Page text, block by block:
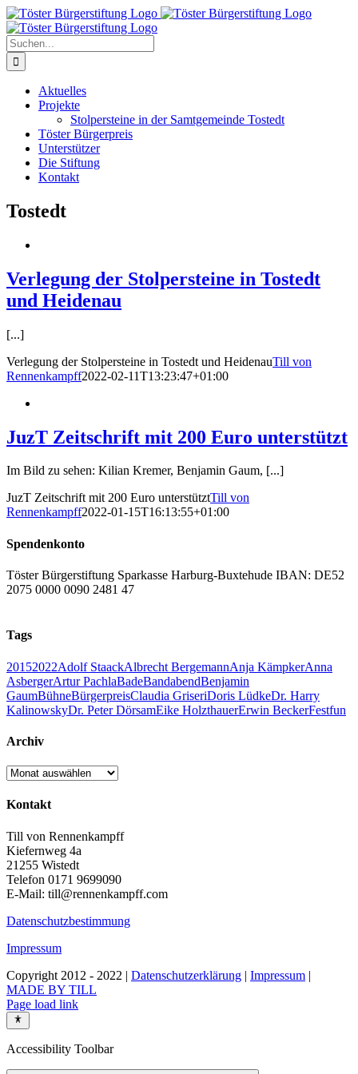
Zum
Inhalt
springen
Suche
nach:
Aktuelles
Projekte
Stolpersteine in der Samtgemeinde Tostedt
Töster Bürgerpreis
Unterstützer
Die Stiftung
Kontakt
Tostedt
Verlegung der Stolpersteine in Tostedt
und Heidenau
[...]
Verlegung der Stolpersteine in Tostedt und HeidenauTill von
Rennenkampff2022-02-11T13:23:47+01:00
JuzT Zeitschrift mit 200 Euro unterstützt
Im Bild zu sehen: Kilian Kremer, Benjamin Gaum, [...]
JuzT Zeitschrift mit 200 Euro unterstütztTill von
Rennenkampff2022-01-15T16:13:55+01:00
Spendenkonto
Töster Bürgerstiftung Sparkasse Harburg-Buxtehude IBAN: DE52
2075 0000 0090 2481 47
Tags
20152022Adolf StaackAlbrecht BergemannAnja KämpkerAnna
AsbergerArtur PachlaBadeBandabendBenjamin
GaumBühneBürgerpreisClaudia GriseriDoris LüdkeDr. Harry
KalinowskyDr. Peter DörsamEike HolzthauerErwin BeckerFestfun
Archiv
Archiv
Kontakt
Till von Rennenkampff
Kiefernweg 4a
21255 Wistedt
Telefon 0171 9699090
E-Mail: till@rennenkampff.com
Datenschutzbestimmung
Impressum
Copyright 2012 - 2022 | Datenschutzerklärung | Impressum |
MADE BY TILL
Page load link
Accessibility Toolbar